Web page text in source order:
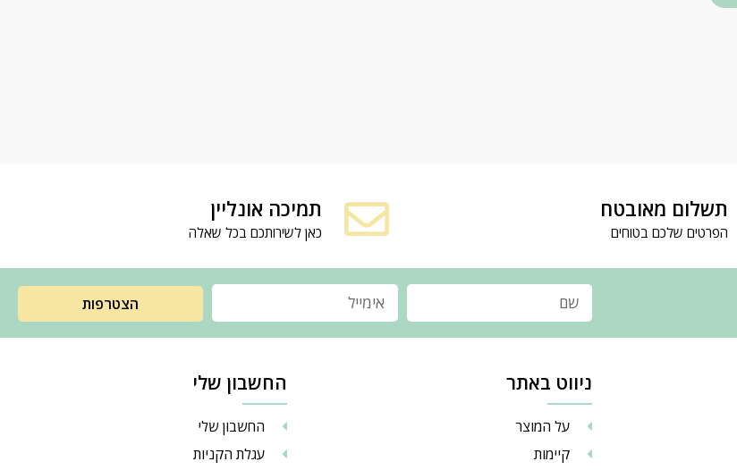
תשלום מאובטח
הפרטים שלכם בטוחים
תמיכה אונליין
כאן לשירותכם בכל שאלה
הצטרפות
ניווט באתר
על המוצר
קיימות
החשבון שלי
החשבון שלי
עגלת הקניות